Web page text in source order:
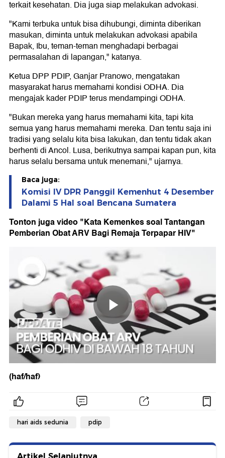
terkait kesehatan. Dia juga siap melakukan advokasi.
"Kami terbuka untuk bisa dihubungi, diminta diberikan
masukan, diminta untuk melakukan advokasi apabila
Bapak, Ibu, teman-teman menghadapi berbagai
permasalahan di lapangan," katanya.
Ketua DPP PDIP, Ganjar Pranowo, mengatakan
masyarakat harus memahami kondisi ODHA. Dia
mengajak kader PDIP terus mendampingi ODHA.
"Bukan mereka yang harus memahami kita, tapi kita
semua yang harus memahami mereka. Dan tentu saja ini
tradisi yang selalu kita bisa lakukan, dan tentu tidak akan
berhenti di Ancol. Lusa, berikutnya sampai kapan pun, kita
harus selalu bersama untuk menemani," ujarnya.
Baca juga:
Komisi IV DPR Panggil Kemenhut 4 Desember
Dalami 5 Hal soal Bencana Sumatera
Tonton juga video "Kata Kemenkes soal Tantangan
Pemberian Obat ARV Bagi Remaja Terpapar HIV"
(haf/haf)
hari aids sedunia pdip